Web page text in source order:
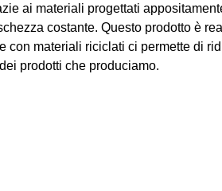
ai materiali progettati
costante. Questo prodotto è
con materiali riciclati ci permette di
prodotti che produciamo.